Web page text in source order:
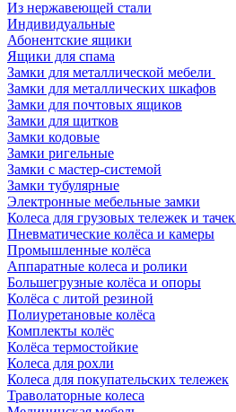
Из нержавеющей стали
Индивидуальные
Абонентские ящики
Ящики для спама
Замки для металлической мебели
Замки для металлических шкафов
Замки для почтовых ящиков
Замки для щитков
Замки кодовые
Замки ригельные
Замки с мастер-системой
Замки тубулярные
Электронные мебельные замки
Колеса для грузовых тележек и тачек
Пневматические колёса и камеры
Промышленные колёса
Аппаратные колеса и ролики
Большегрузные колёса и опоры
Колёса с литой резиной
Полиуретановые колёса
Комплекты колёс
Колёса термостойкие
Колеса для рохли
Колеса для покупательских тележек
Траволаторные колеса